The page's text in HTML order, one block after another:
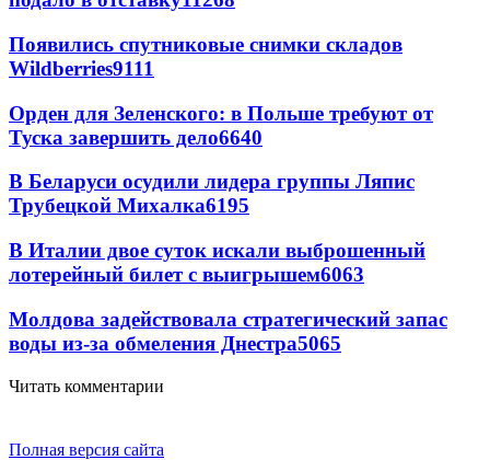
Появились спутниковые снимки складов
Wildberries9111
Орден для Зеленского: в Польше требуют от
Туска завершить дело6640
В Беларуси осудили лидера группы Ляпис
Трубецкой Михалка6195
В Италии двое суток искали выброшенный
лотерейный билет с выигрышем6063
Молдова задействовала стратегический запас
воды из-за обмеления Днестра5065
Читать комментарии
Полная версия сайта